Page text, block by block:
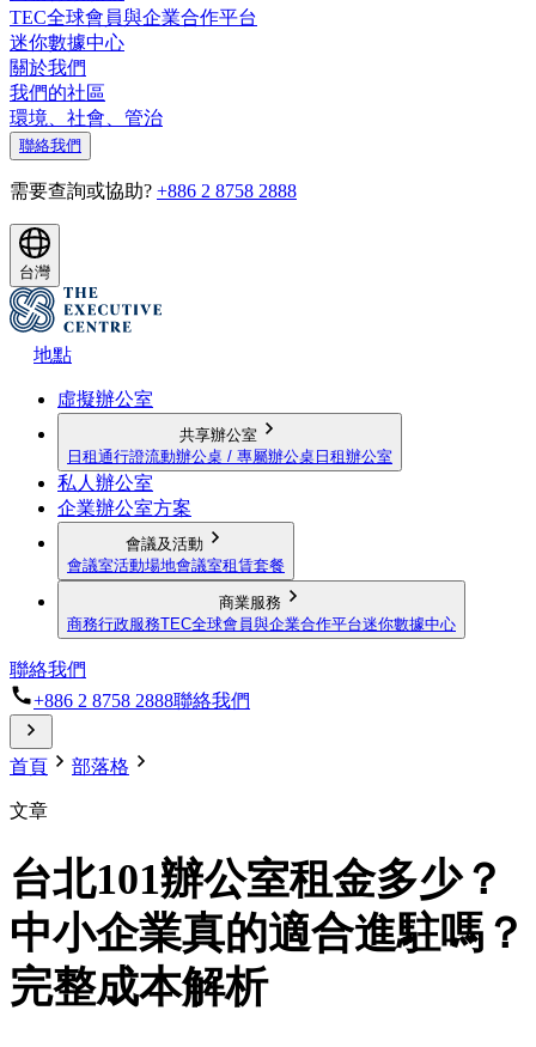
TEC全球會員與企業合作平台
迷你數據中心
關於我們
我們的社區
環境、社會、管治
聯絡我們
需要查詢或協助? +886 2 8758 2888
台灣
地點
虛擬辦公室
共享辦公室
日租通行證流動辦公桌 / 專屬辦公桌 日租辦公室
私人辦公室
企業辦公室方案
會議及活動
會議室活動場地會議室租賃套餐
商業服務
商務行政服務TEC全球會員與企業合作平台迷你數據中心
聯絡我們
+886 2 8758 2888聯絡我們
首頁 部落格
文章
台北101辦公室租金多少？
中小企業真的適合進駐嗎？
完整成本解析